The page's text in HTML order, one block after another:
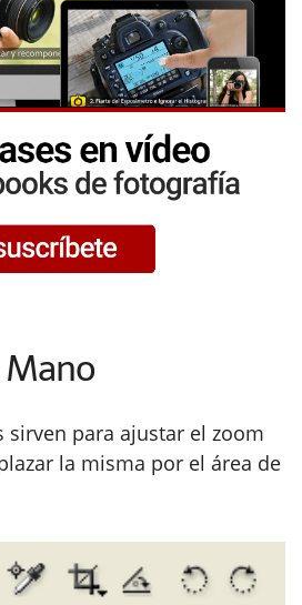
Mano
sirven para ajustar el zoom
la misma por el área de